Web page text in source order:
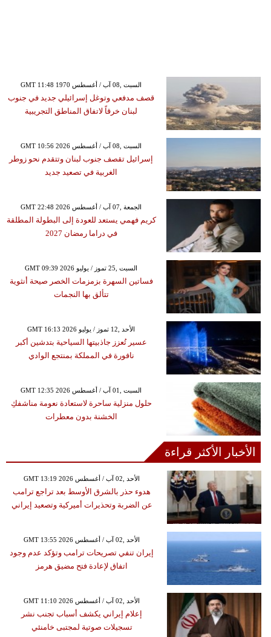
GMT 11:48 1970 السبت ,08 آب / أغسطس
قصف مدفعي وتوغل إسرائيلي جديد في جنوب
لبنان خرقاً لاتفاق المناطق التجريبية
GMT 10:56 2026 السبت ,08 آب / أغسطس
إسرائيل تقصف جنوب لبنان وتتقدم نحو زوطر
الغربية في تصعيد جديد
GMT 22:48 2026 الجمعة ,07 آب / أغسطس
كريم فهمي يستعد للعودة إلى البطولة المطلقة
في دراما رمضان 2027
GMT 09:39 2026 السبت ,25 تموز / يوليو
فساتين السهرة بزمزمات الخصر صيحة أنثوية
تتألق بها النجمات
GMT 16:13 2026 الأحد ,12 تموز / يوليو
عسير تُعزز جاذبيتها السياحية بتدشين أكبر
نافورة في المملكة بمنتجع الوادي
GMT 12:35 2026 السبت ,01 آب / أغسطس
حلول منزلية ساحرة لاستعادة نعومة مناشفكِ
الخشنة بدون معطرات
الأخبار الأكثر قراءة
GMT 13:19 2026 الأحد ,02 آب / أغسطس
هدوء حذر بالشرق الأوسط بعد تراجع ترامب
عن الضربة وتحذيرات أميركية وتصعيد إيراني
GMT 13:55 2026 الأحد ,02 آب / أغسطس
إيران تنفي تصريحات ترامب وتؤكد عدم وجود
اتفاق لإعادة فتح مضيق هرمز
GMT 11:10 2026 الأحد ,02 آب / أغسطس
إعلام إيراني يكشف أسباب تجنب نشر
تسجيلات صوتية لمجتبى خامنئي